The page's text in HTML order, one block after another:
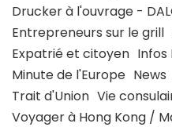
Drucker à l'ouvrage -
Entrepreneurs sur le grill
Expatrié et citoyen Infos
Minute de l'Europe News
Trait d'Union Vie
Voyager à Hong Kong /